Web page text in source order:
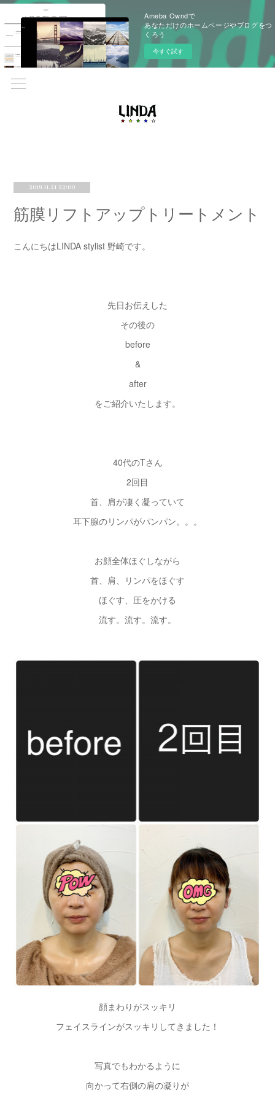
Ameba Owndで
あなただけのホームページやブログをつ
くろう
今すぐ試す
2019.11.21 22:00
筋膜リフトアップトリートメント
こんにちはLINDA stylist 野崎です。
先日お伝えした
その後の
before
&
after
をご紹介いたします。
40代のTさん
2回目
首、肩が凄く凝っていて
耳下腺のリンパがパンパン。。。
お顔全体ほぐしながら
首、肩、リンパをほぐす
ほぐす、圧をかける
流す。流す。流す。
顔まわりがスッキリ
フェイスラインがスッキリしてきました！
写真でもわかるように
向かって右側の肩の凝りが